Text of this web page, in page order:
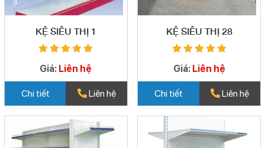
KỆ SIÊU THỊ 1
Giá: Liên hệ
Chi tiết Liên hệ
KỆ SIÊU THỊ 28
Giá: Liên hệ
Chi tiết Liên hệ